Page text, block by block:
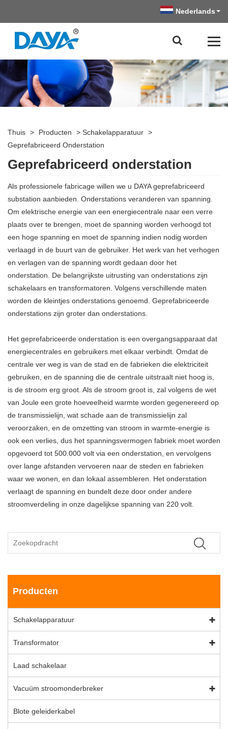
Nederlands
Thuis > Producten > Schakelapparatuur >
Geprefabriceerd Onderstation
Geprefabriceerd onderstation
Als professionele fabricage willen we u DAYA geprefabriceerd
substation aanbieden. Onderstations veranderen van spanning.
Om elektrische energie van een energiecentrale naar een verre
plaats over te brengen, moet de spanning worden verhoogd tot
een hoge spanning en moet de spanning indien nodig worden
verlaagd in de buurt van de gebruiker. Het werk van het verhogen
en verlagen van de spanning wordt gedaan door het
onderstation. De belangrijkste uitrusting van onderstations zijn
schakelaars en transformatoren. Volgens verschillende maten
worden de kleintjes onderstations genoemd. Geprefabriceerde
onderstations zijn groter dan onderstations.
Het geprefabriceerde onderstation is een overgangsapparaat dat
energiecentrales en gebruikers met elkaar verbindt. Omdat de
centrale ver weg is van de stad en de fabrieken die elektriciteit
gebruiken, en de spanning die de centrale uitstraalt niet hoog is,
is de stroom erg groot. Als de stroom groot is, zal volgens de wet
van Joule een grote hoeveelheid warmte worden gegenereerd op
de transmissielijn, wat schade aan de transmissielijn zal
veroorzaken, en de omzetting van stroom in warmte-energie is
ook een verlies, dus het spanningsvermogen fabriek moet worden
opgevoerd tot 500.000 volt via een onderstation, en vervolgens
over lange afstanden vervoeren naar de steden en fabrieken
waar we wonen, en dan lokaal assembleren. Het onderstation
verlaagt de spanning en bundelt deze door onder andere
stroomverdeling in onze dagelijkse spanning van 220 volt.
Producten
Schakelapparatuur
Transformator
Laad schakelaar
Vacuüm stroomonderbreker
Blote geleiderkabel